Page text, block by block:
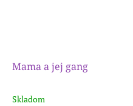
Mama a jej gang
Skladom